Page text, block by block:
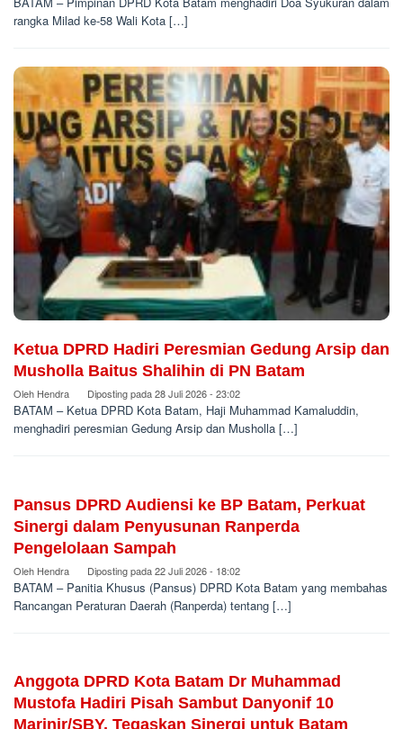
rangka Milad ke-58 Wali Kota […]
Ketua DPRD Hadiri Peresmian Gedung Arsip dan
Musholla Baitus Shalihin di PN Batam
Oleh Hendra Diposting pada28 Juli 2026 - 23:02
BATAM – Ketua DPRD Kota Batam, Haji Muhammad Kamaluddin,
menghadiri peresmian Gedung Arsip dan Musholla […]
Pansus DPRD Audiensi ke BP Batam, Perkuat
Sinergi dalam Penyusunan Ranperda
Pengelolaan Sampah
Oleh Hendra Diposting pada22 Juli 2026 - 18:02
BATAM – Panitia Khusus (Pansus) DPRD Kota Batam yang membahas
Rancangan Peraturan Daerah (Ranperda) tentang […]
Anggota DPRD Kota Batam Dr Muhammad
Mustofa Hadiri Pisah Sambut Danyonif 10
Marinir/SBY, Tegaskan Sinergi untuk Batam